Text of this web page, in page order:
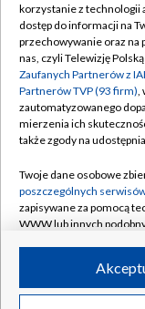
Abonament TVP
Emisja w TVP
Centrum
Naziemna
Rada Programowa
System NOS
Informacje o
Program dla prasy
©2026
korzystanie z technologii
dostęp do informacji na
przechowywanie oraz na
nas, czyli Telewizję
Zaufanych Partnerów z
Partnerów TVP (93 firm),
zautomatyzowanego
mierzenia ich
także zgody na
Twoje dane osobowe
poszczególnych
zapisywane za pomocą
WWW lub innych
ruchu w Internecie.